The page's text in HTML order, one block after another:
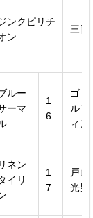
ンクピリチ
ン
三岡
ルー
ーマ
1
6
ゴド
ルフ
ィン
リネン
イリ
1
7
戸山
光男